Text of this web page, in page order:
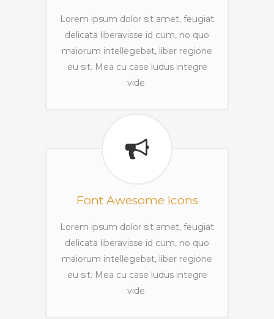
Lorem ipsum dolor sit amet, feugiat
delicata liberavisse id cum, no quo
maiorum intellegebat, liber regione
eu sit. Mea cu case ludus integre
vide.
Font Awesome Icons
Lorem ipsum dolor sit amet, feugiat
delicata liberavisse id cum, no quo
maiorum intellegebat, liber regione
eu sit. Mea cu case ludus integre
vide.